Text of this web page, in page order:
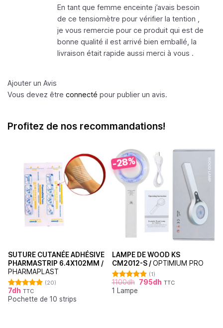
En tant que femme enceinte j’avais besoin
de ce tensiomètre pour vérifier la tention ,
je vous remercie pour ce produit qui est de
bonne qualité il est arrivé bien emballé, la
livraison était rapide aussi merci à vous .
Ajouter un Avis
Vous devez être connecté pour publier un avis.
Profitez de nos recommandations!
SUTURE CUTANÉE ADHÉSIVE
PHARMASTRIP 6.4X102MM /
PHARMAPLAST
Note4.90
sur 5
(20)
7dh TTC
Pochette de 10 strips
-28%
LAMPE DE WOOD KS
CM2012-S /OPTIMIUM PRO
Note5.00
sur 5
(1)
1100dh 795dh TTC
1 Lampe